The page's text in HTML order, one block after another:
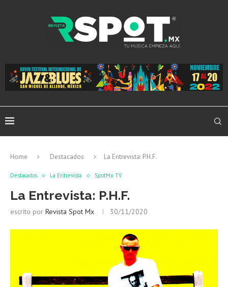
Home Destacados La Entrevista: P.H.F.
Destacados La Entrevista SpotMx TV
La Entrevista: P.H.F.
escrito por Revista Spot Mx 30/11/2020